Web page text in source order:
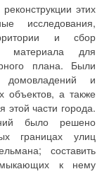
этих
исследования,
и сбор
материала для
плана. Были
домовладений и
объектов, а также
этой части города.
было решено
границах улиц
составить
к нему